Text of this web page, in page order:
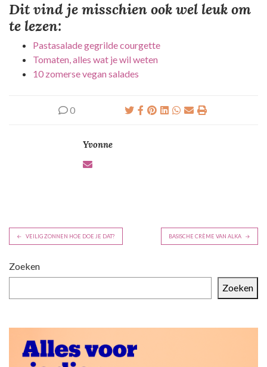
Dit vind je misschien ook wel leuk om
te lezen:
Pastasalade gegrilde courgette
Tomaten, alles wat je wil weten
10 zomerse vegan salades
0
Yvonne
B
r
c
VEILIG ZONNEN HOE DOE JE DAT? BASISCHE CRÈME VAN ALKA
Zoeken
Zoeken